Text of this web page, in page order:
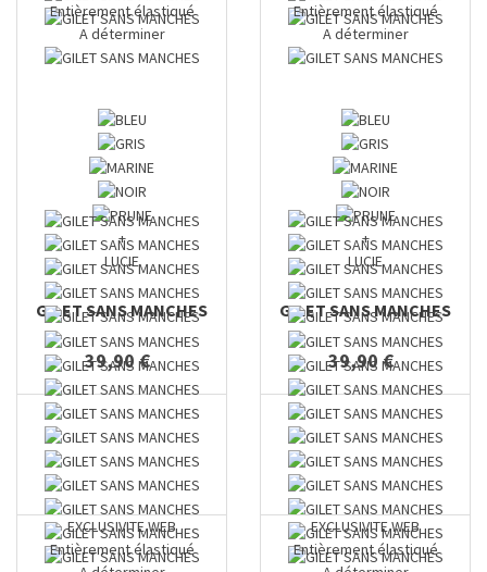
+
LUCIE
GILET SANS MANCHES
39,90 €
+
LUCIE
GILET SANS MANCHES
39,90 €
Entièrement élastiqué
A déterminer
Entièrement élastiqué
A déterminer
EXCLUSIVITE WEB
Entièrement élastiqué
EXCLUSIVITE WEB
Entièrement élastiqué